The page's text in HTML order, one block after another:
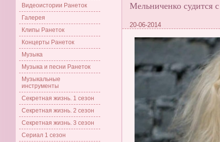
Видеоистории Ранеток
Галерея
Клипы Ранеток
Концерты Ранеток
Музыка
Музыка и песни Ранеток
Музыкальные
инструменты
Секретная жизнь. 1 сезон
Секретная жизнь. 2 сезон
Секретная жизнь. 3 сезон
Сериал 1 сезон
Мельниченко судится
20-06-2014